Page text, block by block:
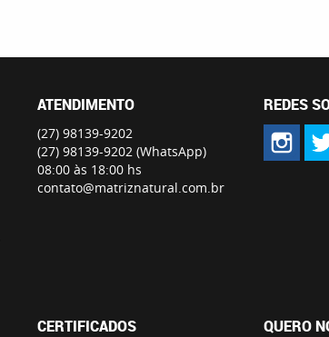
ATENDIMENTO
(27) 98139-9202
(27) 98139-9202 (WhatsApp)
08:00 às 18:00 hs
contato@matriznatural.com.br
REDES
CERTIFICADOS QUERO